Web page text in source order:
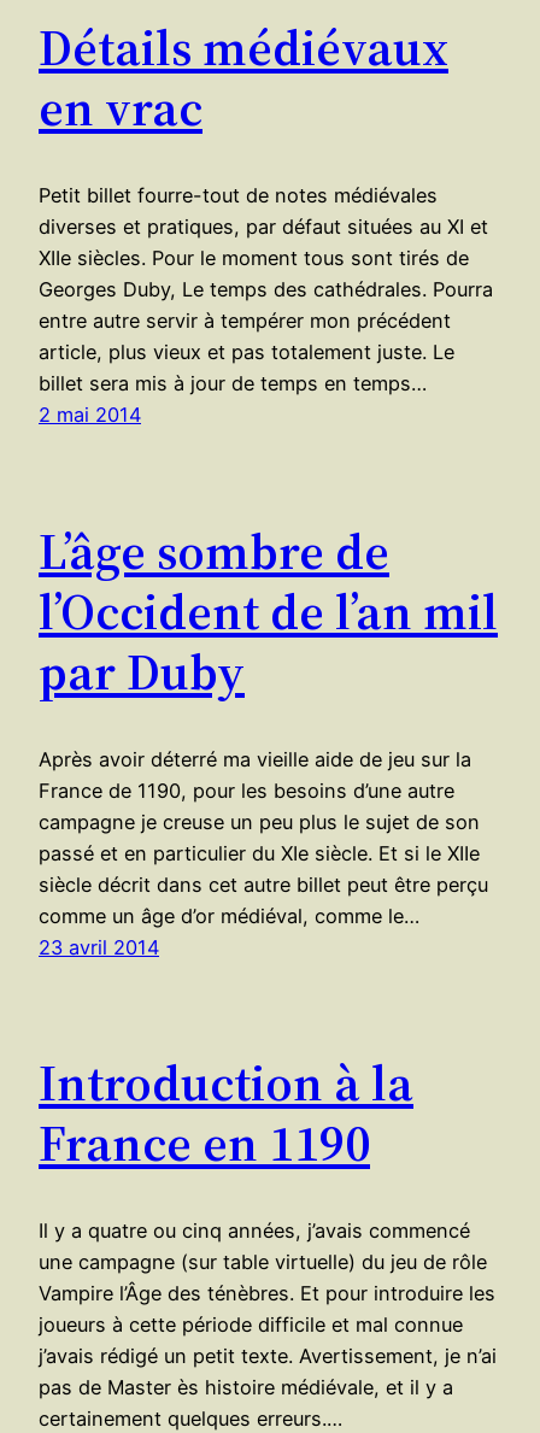
Détails médiévaux
en vrac
Petit billet fourre-tout de notes médiévales
diverses et pratiques, par défaut situées au XI et
XIIe siècles. Pour le moment tous sont tirés de
Georges Duby, Le temps des cathédrales. Pourra
entre autre servir à tempérer mon précédent
article, plus vieux et pas totalement juste. Le
billet sera mis à jour de temps en temps…
2 mai 2014
L’âge sombre de
l’Occident de l’an mil
par Duby
Après avoir déterré ma vieille aide de jeu sur la
France de 1190, pour les besoins d’une autre
campagne je creuse un peu plus le sujet de son
passé et en particulier du XIe siècle. Et si le XIIe
siècle décrit dans cet autre billet peut être perçu
comme un âge d’or médiéval, comme le…
23 avril 2014
Introduction à la
France en 1190
Il y a quatre ou cinq années, j’avais commencé
une campagne (sur table virtuelle) du jeu de rôle
Vampire l’Âge des ténèbres. Et pour introduire les
joueurs à cette période difficile et mal connue
j’avais rédigé un petit texte. Avertissement, je n’ai
pas de Master ès histoire médiévale, et il y a
certainement quelques erreurs.…